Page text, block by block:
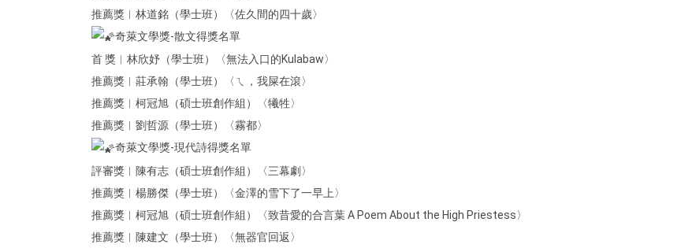
推薦獎︱林道銘（學士班）〈佐久間的四十歲〉
奇萊文學獎-散文得獎名單
首 獎︱林欣妤（學士班）〈無法入口的Kulabaw〉
推薦獎︱莊承翰（學士班）〈ㄟ，我屎在滾〉
推薦獎︱柯冠旭（碩士班創作組）〈犧牲〉
推薦獎︱劉哲源（學士班）〈霧都〉
奇萊文學獎-現代詩得獎名單
評審獎︱陳有志（碩士班創作組）〈三幕劇〉
推薦獎︱楊勝傑（學士班）〈金澤的雪下了一早上〉
推薦獎︱柯冠旭（碩士班創作組）〈致昔愛的合言葉 A Poem About the High Priestess〉
推薦獎︱陳建文（學士班）〈無器官回返〉